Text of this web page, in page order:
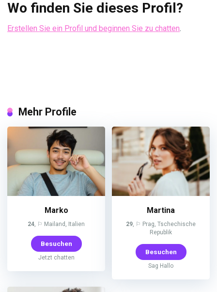
Wo finden Sie dieses Profil?
Erstellen Sie ein Profil und beginnen Sie zu chatten.
Mehr Profile
Marko
24 , ⚐ Mailand, Italien
Besuchen
Jetzt chatten
Martina
29 , ⚐ Prag, Tschechische
Republik
Besuchen
Sag Hallo